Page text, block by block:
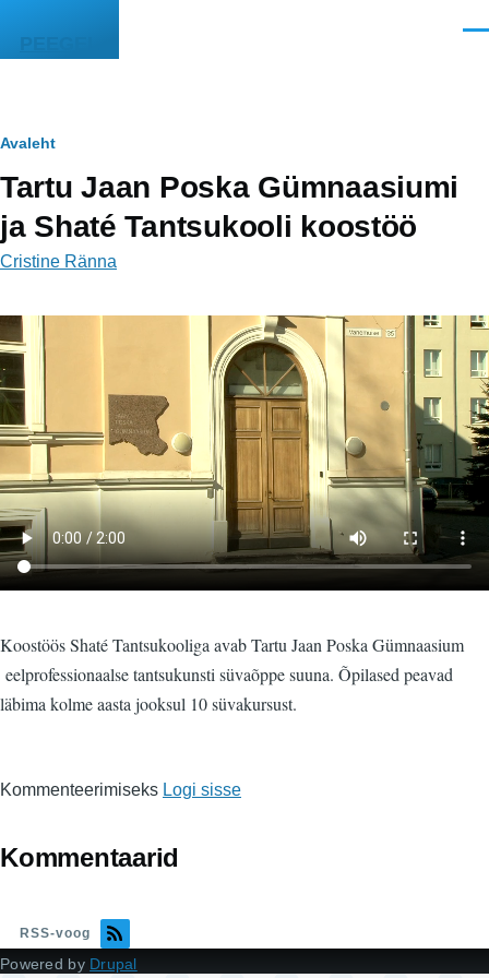
PEEGEL
Leivapuru
Avaleht
Tartu Jaan Poska Gümnaasiumi
ja Shaté Tantsukooli koostöö
Cristine Ränna
Video
fail
Koostöös Shaté Tantsukooliga avab Tartu Jaan Poska Gümnaasium
eelprofessionaalse tantsukunsti süvaõppe suuna. Õpilased peavad
läbima kolme aasta jooksul 10 süvakursust.
Kommenteerimiseks Logi sisse
Kommentaarid
RSS-voog
Powered by Drupal